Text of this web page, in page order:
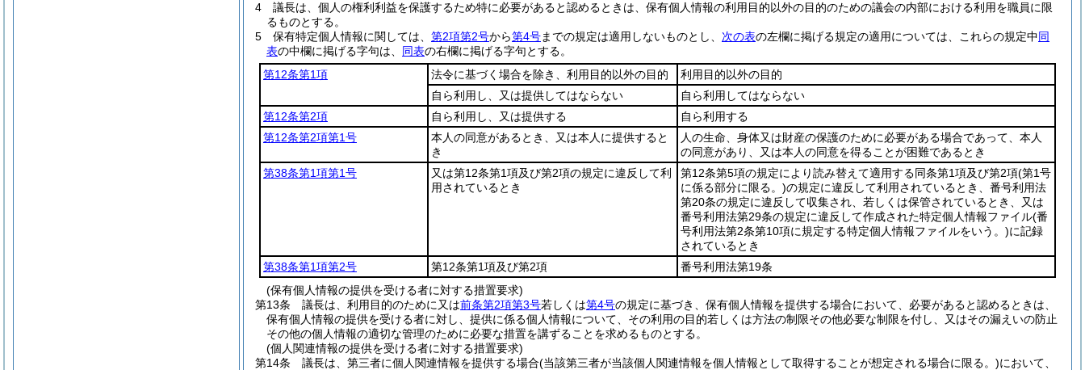
4
議長は、個人の権利利益を保護するため特に必要があると認めるときは、保有個人情報の利用目的以外の目的のための議会の内部における利用を職員に限
るものとする。
5
保有特定個人情報に関しては、 第2項第2号から第4号までの規定は適用しないものとし、 次の表の左欄に掲げる規定の適用については、これらの規定中同
表の中欄に掲げる字句は、 同表の右欄に掲げる字句とする。
第12条第1項
法令に基づく場合を除き、利用目的以外の目的
利用目的以外の目的
自ら利用し、又は提供してはならない
自ら利用してはならない
第12条第2項
自ら利用し、又は提供する
自ら利用する
第12条第2項第1号
本人の同意があるとき、又は本人に提供すると
き
人の生命、身体又は財産の保護のために必要がある場合であって、本人
の同意があり、又は本人の同意を得ることが困難であるとき
第38条第1項第1号
又は第12条第1項及び第2項の規定に違反して利
用されているとき
第12条第5項の規定により読み替えて適用する同条第1項及び第2項(第1号
に係る部分に限る。)の規定に違反して利用されているとき、番号利用法
第20条の規定に違反して収集され、若しくは保管されているとき、又は
番号利用法第29条の規定に違反して作成された特定個人情報ファイル(番
号利用法第2条第10項に規定する特定個人情報ファイルをいう。)に記録
されているとき
第38条第1項第2号
第12条第1項及び第2項
番号利用法第19条
(保有個人情報の提供を受ける者に対する措置要求)
第13条
議長は、利用目的のために又は前条第2項第3号若しくは第4号の規定に基づき、保有個人情報を提供する場合において、必要があると認めるときは、
保有個人情報の提供を受ける者に対し、提供に係る個人情報について、その利用の目的若しくは方法の制限その他必要な制限を付し、又はその漏えいの防止
その他の個人情報の適切な管理のために必要な措置を講ずることを求めるものとする。
(個人関連情報の提供を受ける者に対する措置要求)
第14条
議長は、第三者に個人関連情報を提供する場合(当該第三者が当該個人関連情報を個人情報として取得することが想定される場合に限る。)において、